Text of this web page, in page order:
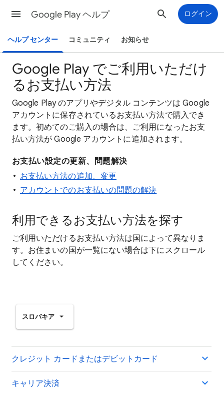
Google Play ヘルプ ログイン
ヘルプ センター コミュニティ お知らせ
Google Play でご利用いただけ
るお支払い方法
Google Play のアプリやデジタル コンテンツは Google
アカウントに保存されているお支払い方法で購入でき
ます。初めてのご購入の場合は、ご利用になったお支
払い方法が Google アカウントに追加されます。
お支払い設定の更新、問題解決
お支払い方法の追加、変更
アカウントでのお支払いの問題の解決
利用できるお支払い方法を探す
ご利用いただけるお支払い方法は国によって異なりま
す。お住まいの国が一覧にない場合は下にスクロール
してください。
スロバキア
クレジット カードまたはデビットカード
キャリア決済